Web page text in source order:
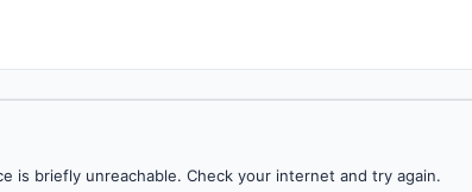
is briefly unreachable. Check your internet and try again.